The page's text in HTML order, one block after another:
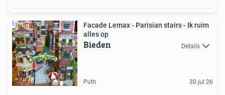
Facade Lemax - Parisian stairs - Ik ruim
alles op
Bieden Details
Puth 30 jul 26